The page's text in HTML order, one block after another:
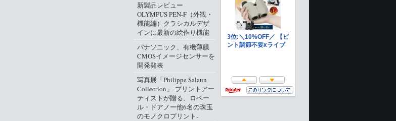
新製品レビュー
OLYMPUS PEN-F（外観・
機能編）クラシカルデザ
インに最新の絵作り機能
パナソニック、有機薄膜
CMOSイメージセンサーを
開発発表
写真展「Philippe Salaun
Collection」‐プリントアー
ティストが贈る、ロベー
ル・ドアノー他6名の珠玉
のモノクロプリント‐